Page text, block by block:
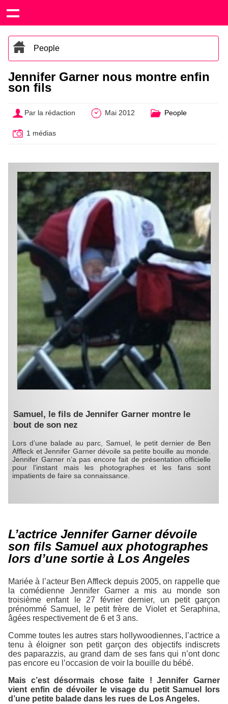
People
Jennifer Garner nous montre enfin
son fils
Par la rédaction Mai 2012 People
1 médias
Samuel, le fils de Jennifer Garner montre le
bout de son nez
Lors d’une balade au parc, Samuel, le petit dernier de Ben
Affleck et Jennifer Garner dévoile sa petite bouille au monde.
Jennifer Garner n’a pas encore fait de présentation officielle
pour l’instant mais les photographes et les fans sont
impatients de faire sa connaissance.
L’actrice Jennifer Garner dévoile
son fils Samuel aux photographes
lors d’une sortie à Los Angeles
Mariée à l’acteur Ben Affleck depuis 2005, on rappelle que
la comédienne Jennifer Garner a mis au monde son
troisième enfant le 27 février dernier, un petit garçon
prénommé Samuel, le petit frère de Violet et Seraphina,
âgées respectivement de 6 et 3 ans.
Comme toutes les autres stars hollywoodiennes, l’actrice a
tenu à éloigner son petit garçon des objectifs indiscrets
des paparazzis, au grand dam de ses fans qui n’ont donc
pas encore eu l’occasion de voir la bouille du bébé.
Mais c’est désormais chose faite ! Jennifer Garner
vient enfin de dévoiler le visage du petit Samuel lors
d’une petite balade dans les rues de Los Angeles.